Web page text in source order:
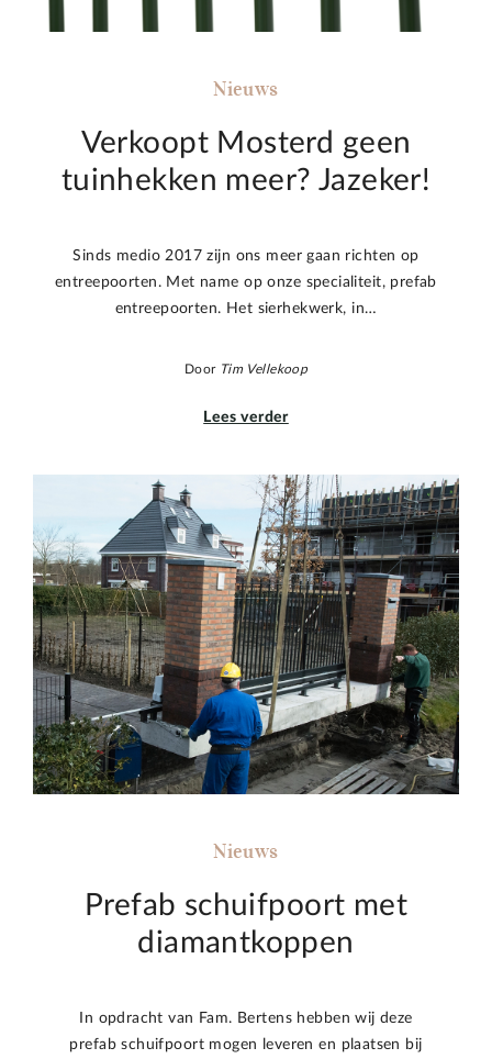
Nieuws
Verkoopt Mosterd geen
tuinhekken meer? Jazeker!
Sinds medio 2017 zijn ons meer gaan richten op
entreepoorten. Met name op onze specialiteit, prefab
entreepoorten. Het sierhekwerk, in…
Door Tim Vellekoop
Lees verder
Nieuws
Prefab schuifpoort met
diamantkoppen
In opdracht van Fam. Bertens hebben wij deze
prefab schuifpoort mogen leveren en plaatsen bij